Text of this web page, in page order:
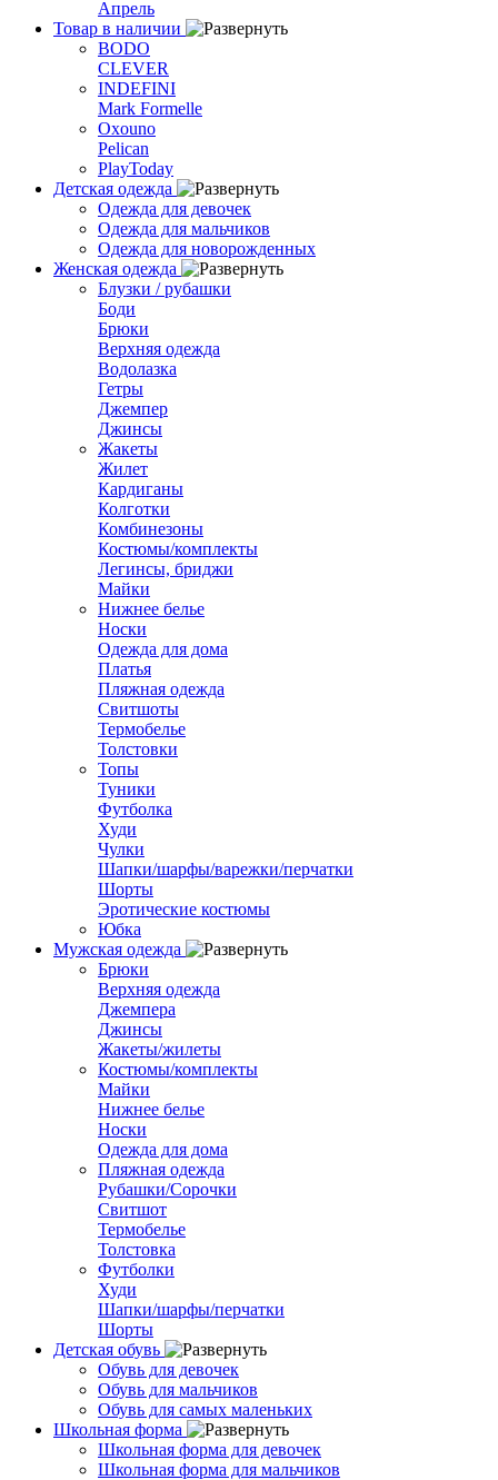
Апрель
Товар в наличии
BODO
CLEVER
INDEFINI
Mark Formelle
Oxouno
Pelican
PlayToday
Детская одежда
Одежда для девочек
Одежда для мальчиков
Одежда для новорожденных
Женская одежда
Блузки / рубашки
Боди
Брюки
Верхняя одежда
Водолазка
Гетры
Джемпер
Джинсы
Жакеты
Жилет
Кардиганы
Колготки
Комбинезоны
Костюмы/комплекты
Легинсы, бриджи
Майки
Нижнее белье
Носки
Одежда для дома
Платья
Пляжная одежда
Свитшоты
Термобелье
Толстовки
Топы
Туники
Футболка
Худи
Чулки
Шапки/шарфы/варежки/перчатки
Шорты
Эротические костюмы
Юбка
Мужская одежда
Брюки
Верхняя одежда
Джемпера
Джинсы
Жакеты/жилеты
Костюмы/комплекты
Майки
Нижнее белье
Носки
Одежда для дома
Пляжная одежда
Рубашки/Сорочки
Свитшот
Термобелье
Толстовка
Футболки
Худи
Шапки/шарфы/перчатки
Шорты
Детская обувь
Обувь для девочек
Обувь для мальчиков
Обувь для самых маленьких
Школьная форма
Школьная форма для девочек
Школьная форма для мальчиков